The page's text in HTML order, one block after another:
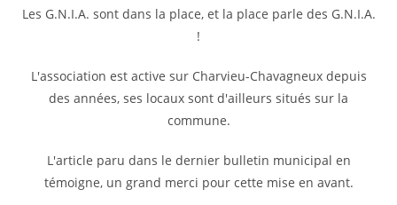
Les G.N.I.A. sont dans la place, et la place parle des G.N.I.A.
!
L'association est active sur Charvieu-Chavagneux depuis
des années, ses locaux sont d'ailleurs situés sur la
commune.
L'article paru dans le dernier bulletin municipal en
témoigne, un grand merci pour cette mise en avant.